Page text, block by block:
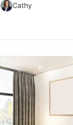
Cathy